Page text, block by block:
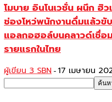
โมบาย อินโนเวชั่น ผนึก ฮิ
ช่องโหว่พนักงานดื่มแล้วขั
แอลกอฮอล์บนคลาวด์เชื่อ
รายแรกในไทย
ผู้เขียน 3 SBN - 17 เมษายน